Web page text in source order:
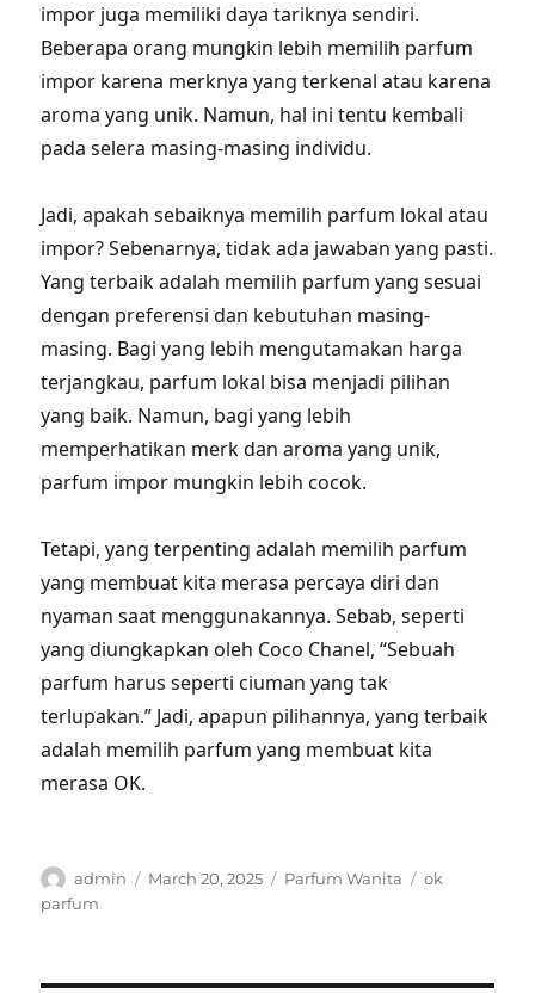
impor juga memiliki daya tariknya sendiri.
Beberapa orang mungkin lebih memilih parfum
impor karena merknya yang terkenal atau karena
aroma yang unik. Namun, hal ini tentu kembali
pada selera masing-masing individu.
Jadi, apakah sebaiknya memilih parfum lokal atau
impor? Sebenarnya, tidak ada jawaban yang pasti.
Yang terbaik adalah memilih parfum yang sesuai
dengan preferensi dan kebutuhan masing-
masing. Bagi yang lebih mengutamakan harga
terjangkau, parfum lokal bisa menjadi pilihan
yang baik. Namun, bagi yang lebih
memperhatikan merk dan aroma yang unik,
parfum impor mungkin lebih cocok.
Tetapi, yang terpenting adalah memilih parfum
yang membuat kita merasa percaya diri dan
nyaman saat menggunakannya. Sebab, seperti
yang diungkapkan oleh Coco Chanel, “Sebuah
parfum harus seperti ciuman yang tak
terlupakan.” Jadi, apapun pilihannya, yang terbaik
adalah memilih parfum yang membuat kita
merasa OK.
Author
admin
Posted
March 20, 2025 Categories
Parfum Wanita Tags
ok
parfum